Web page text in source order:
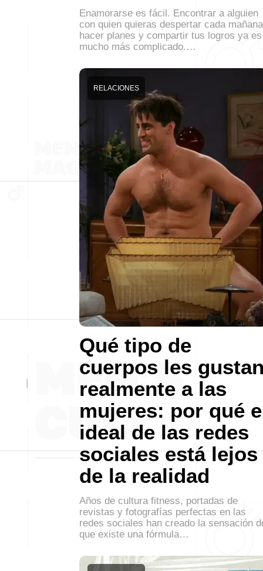
Enamorarse es fácil. Encontrar a alguien
con quien quieras despertar cada
hacer planes y compartir tus logros ya es
mucho más complicado.…
Qué tipo de
cuerpos les
realmente a las
mujeres: por qué
ideal de las redes
sociales está lejos
de la realidad
RELACIONES
Años de cultura fitness, portadas de
revistas y fotografías perfectas en las
redes sociales han creado la sensación
que existe una fórmula…